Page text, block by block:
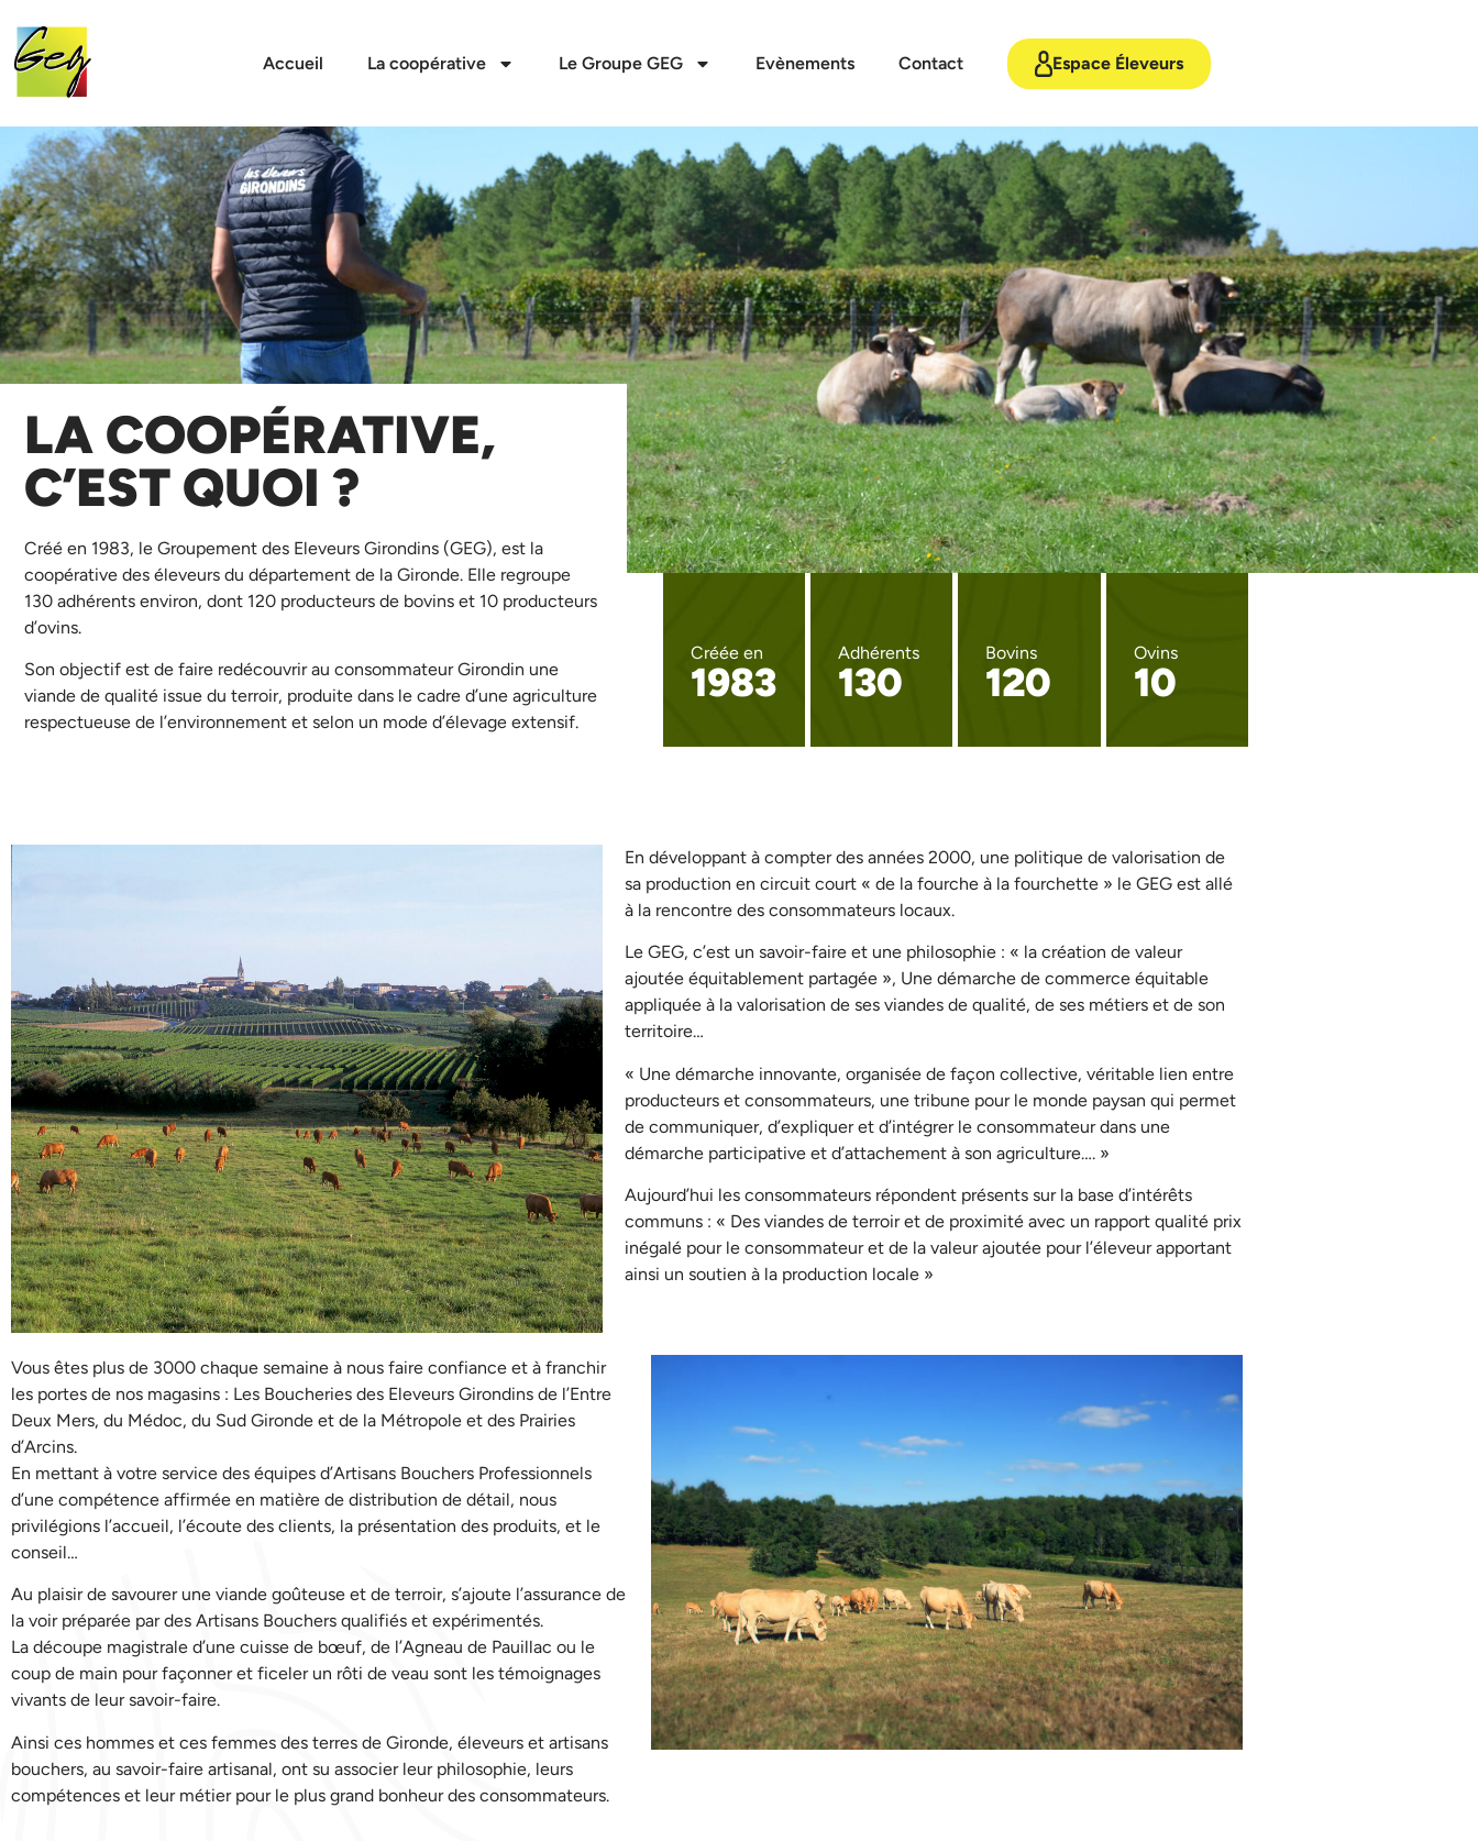
Accueil La coopérative Le Groupe GEG Evènements Contact Espace Éleveurs
LA COOPÉRATIVE,
C’EST QUOI ?
Créé en 1983, le Groupement des Eleveurs Girondins (GEG), est la
coopérative des éleveurs du département de la Gironde. Elle regroupe
130 adhérents environ, dont 120 producteurs de bovins et 10 producteurs
d’ovins.
Son objectif est de faire redécouvrir au consommateur Girondin une
viande de qualité issue du terroir, produite dans le cadre d’une agriculture
respectueuse de l’environnement et selon un mode d’élevage extensif.
Créée en
1983
Adhérents
130
Bovins
120
Ovins
10
En développant à compter des années 2000, une politique de valorisation de
sa production en circuit court « de la fourche à la fourchette » le GEG est allé
à la rencontre des consommateurs locaux.
Le GEG, c’est un savoir-faire et une philosophie : « la création de valeur
ajoutée équitablement partagée », Une démarche de commerce équitable
appliquée à la valorisation de ses viandes de qualité, de ses métiers et de son
territoire…
« Une démarche innovante, organisée de façon collective, véritable lien entre
producteurs et consommateurs, une tribune pour le monde paysan qui permet
de communiquer, d’expliquer et d’intégrer le consommateur dans une
démarche participative et d’attachement à son agriculture…. »
Aujourd’hui les consommateurs répondent présents sur la base d’intérêts
communs : « Des viandes de terroir et de proximité avec un rapport qualité prix
inégalé pour le consommateur et de la valeur ajoutée pour l’éleveur apportant
ainsi un soutien à la production locale »
Vous êtes plus de 3000 chaque semaine à nous faire confiance et à franchir
les portes de nos magasins : Les Boucheries des Eleveurs Girondins de l’Entre
Deux Mers, du Médoc, du Sud Gironde et de la Métropole et des Prairies
d’Arcins.
En mettant à votre service des équipes d’Artisans Bouchers Professionnels
d’une compétence affirmée en matière de distribution de détail, nous
privilégions l’accueil, l’écoute des clients, la présentation des produits, et le
conseil…
Au plaisir de savourer une viande goûteuse et de terroir, s’ajoute l’assurance de
la voir préparée par des Artisans Bouchers qualifiés et expérimentés.
La découpe magistrale d’une cuisse de bœuf, de l’Agneau de Pauillac ou le
coup de main pour façonner et ficeler un rôti de veau sont les témoignages
vivants de leur savoir-faire.
Ainsi ces hommes et ces femmes des terres de Gironde, éleveurs et artisans
bouchers, au savoir-faire artisanal, ont su associer leur philosophie, leurs
compétences et leur métier pour le plus grand bonheur des consommateurs.